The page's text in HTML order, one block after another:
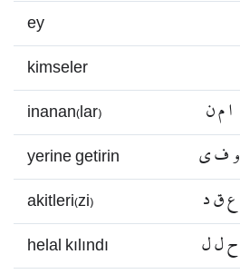
ey
kimseler
inanan(lar) ا م ن
yerine getirin و ف ي
akitleri(zi) ع ق د
helal kılındı ح ل ل